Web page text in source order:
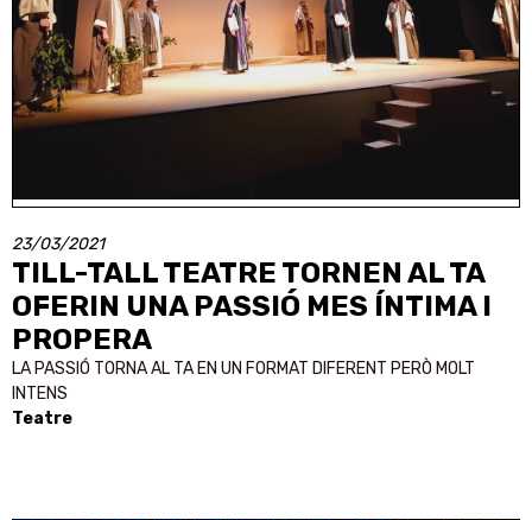
23/03/2021
TILL-TALL TEATRE TORNEN AL TA
OFERIN UNA PASSIÓ MES ÍNTIMA I
PROPERA
LA PASSIÓ TORNA AL TA EN UN FORMAT DIFERENT PERÒ MOLT
INTENS
Teatre